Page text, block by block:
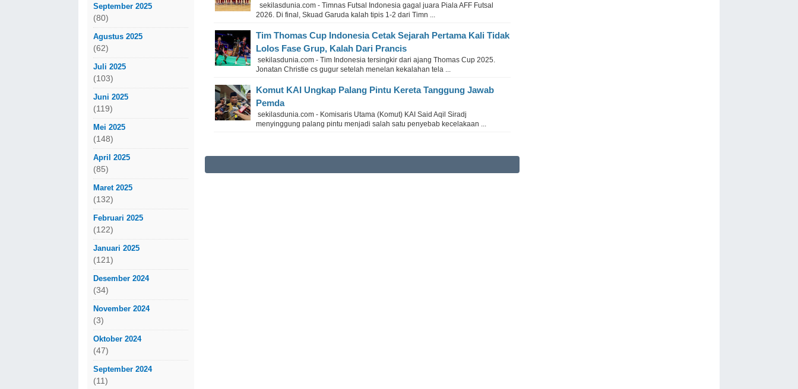
September 2025
(80)
Agustus 2025
(62)
Juli 2025
(103)
Juni 2025
(119)
Mei 2025
(148)
April 2025
(85)
Maret 2025
(132)
Februari 2025
(122)
Januari 2025
(121)
Desember 2024
(34)
November 2024
(3)
Oktober 2024
(47)
September 2024
(11)
sekilasdunia.com - Timnas Futsal Indonesia gagal juara Piala AFF Futsal
2026. Di final, Skuad Garuda kalah tipis 1-2 dari Timn ...
Tim Thomas Cup Indonesia Cetak Sejarah Pertama Kali Tidak
Lolos Fase Grup, Kalah Dari Prancis
sekilasdunia.com - Tim Indonesia tersingkir dari ajang Thomas Cup 2025.
Jonatan Christie cs gugur setelah menelan kekalahan tela ...
Komut KAI Ungkap Palang Pintu Kereta Tanggung Jawab
Pemda
sekilasdunia.com - Komisaris Utama (Komut) KAI Said Aqil Siradj
menyinggung palang pintu menjadi salah satu penyebab kecelakaan ...